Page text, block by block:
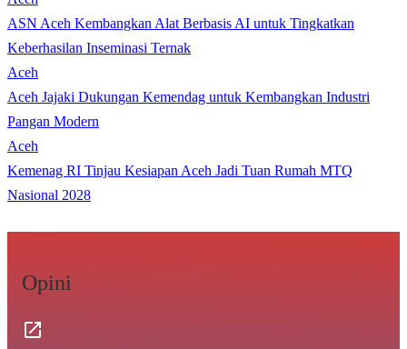
ASN Aceh Kembangkan Alat Berbasis AI untuk Tingkatkan
Keberhasilan Inseminasi Ternak
Aceh
Aceh Jajaki Dukungan Kemendag untuk Kembangkan Industri
Pangan Modern
Aceh
Kemenag RI Tinjau Kesiapan Aceh Jadi Tuan Rumah MTQ
Nasional 2028
Opini